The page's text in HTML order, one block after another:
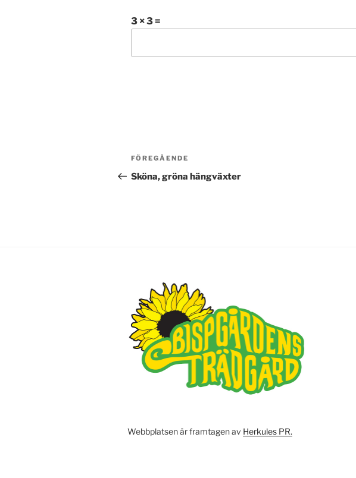
3 × 3 =
Inläggsnavigering
Föregående
inlägg
FÖREGÅENDE
Sköna, gröna hängväxter
Webbplatsen är framtagen av Herkules PR.